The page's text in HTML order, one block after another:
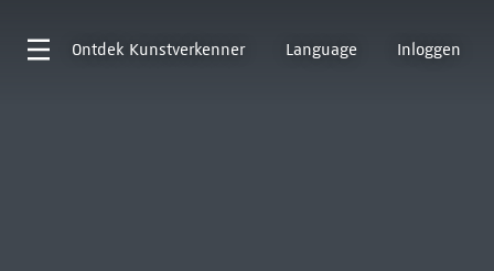
Ontdek Kunstverkenner Language Inloggen